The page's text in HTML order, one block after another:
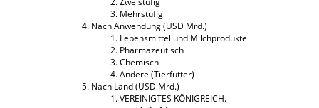
Mehrstufig
Nach Anwendung (USD Mrd.)
Lebensmittel und Milchprodukte
Pharmazeutisch
Chemisch
Andere (Tierfutter)
Nach Land (USD Mrd.)
VEREINIGTES KÖNIGREICH.